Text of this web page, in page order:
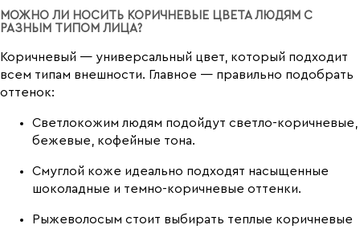
МОЖНО ЛИ НОСИТЬ КОРИЧНЕВЫЕ ЦВЕТА ЛЮДЯМ С
РАЗНЫМ ТИПОМ ЛИЦА?
Коричневый — универсальный цвет, который подходит
всем типам внешности. Главное — правильно подобрать
оттенок:
Светлокожим людям подойдут светло-коричневые,
бежевые, кофейные тона.
Смуглой коже идеально подходят насыщенные
шоколадные и темно-коричневые оттенки.
Рыжеволосым стоит выбирать теплые коричневые